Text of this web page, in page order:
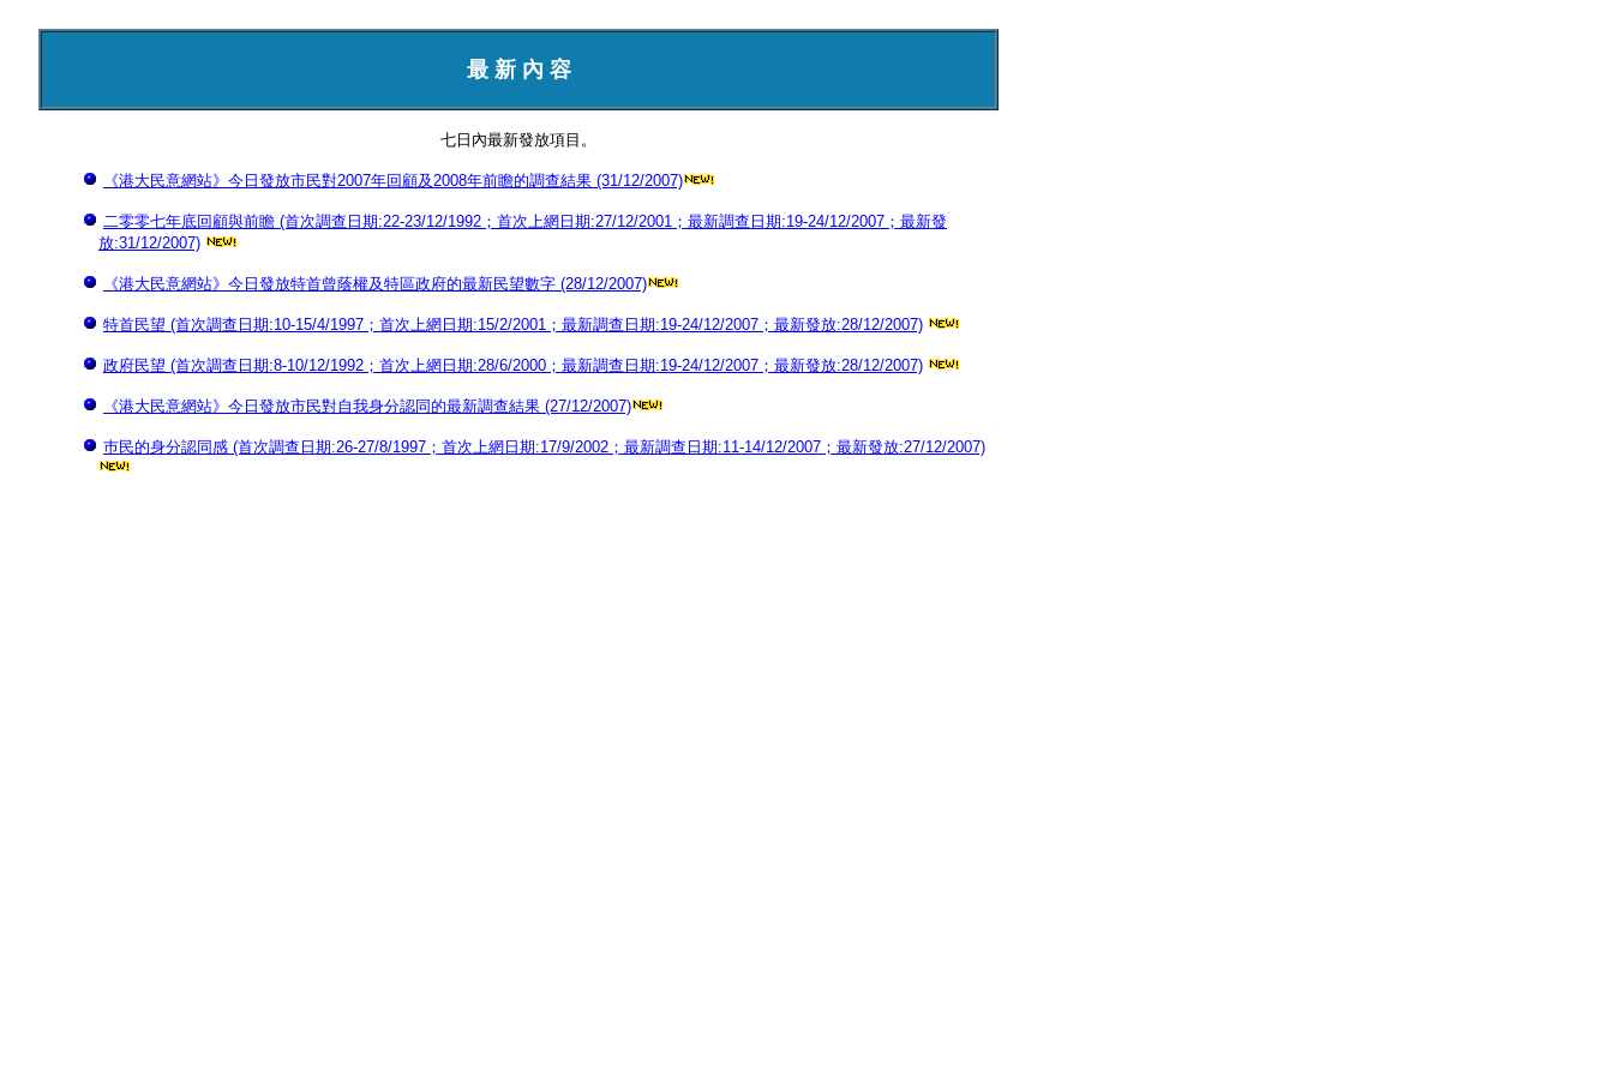
最 新 內 容
七日內最新發放項目。
《港大民意網站》今日發放市民對2007年回顧及2008年前瞻的調查結果 (31/12/2007)
二零零七年底回顧與前瞻 (首次調查日期:22-23/12/1992；首次上網日期:27/12/2001；最新調查日期:19-24/12/2007；最新發
放:31/12/2007)
《港大民意網站》今日發放特首曾蔭權及特區政府的最新民望數字 (28/12/2007)
特首民望 (首次調查日期:10-15/4/1997；首次上網日期:15/2/2001；最新調查日期:19-24/12/2007；最新發放:28/12/2007)
政府民望 (首次調查日期:8-10/12/1992；首次上網日期:28/6/2000；最新調查日期:19-24/12/2007；最新發放:28/12/2007)
《港大民意網站》今日發放市民對自我身分認同的最新調查結果 (27/12/2007)
巿民的身分認同感 (首次調查日期:26-27/8/1997；首次上網日期:17/9/2002；最新調查日期:11-14/12/2007；最新發放:27/12/2007)